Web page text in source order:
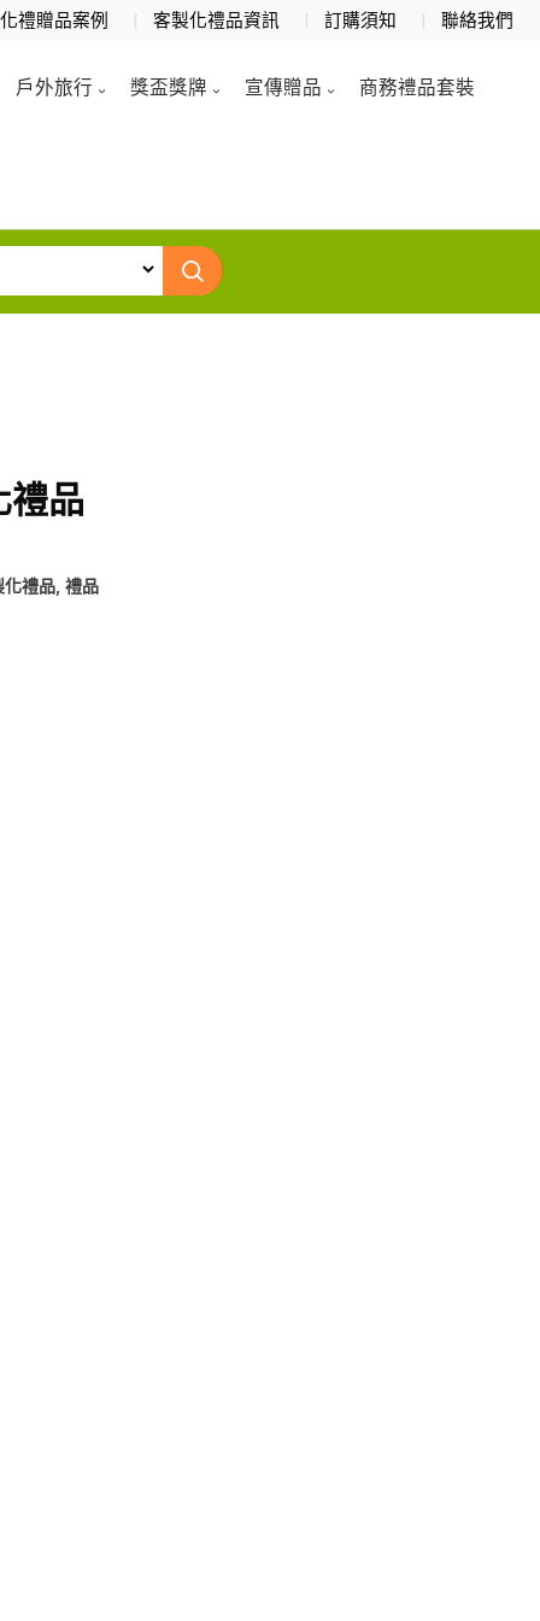
禮贈品案例 客製化禮品資訊 訂購須知 聯絡我們
戶外旅行 獎盃獎牌 宣傳贈品 商務禮品套裝
禮品
化禮品 ,禮品